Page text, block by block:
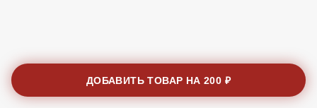
ДОБАВИТЬ ТОВАР НА200 ₽